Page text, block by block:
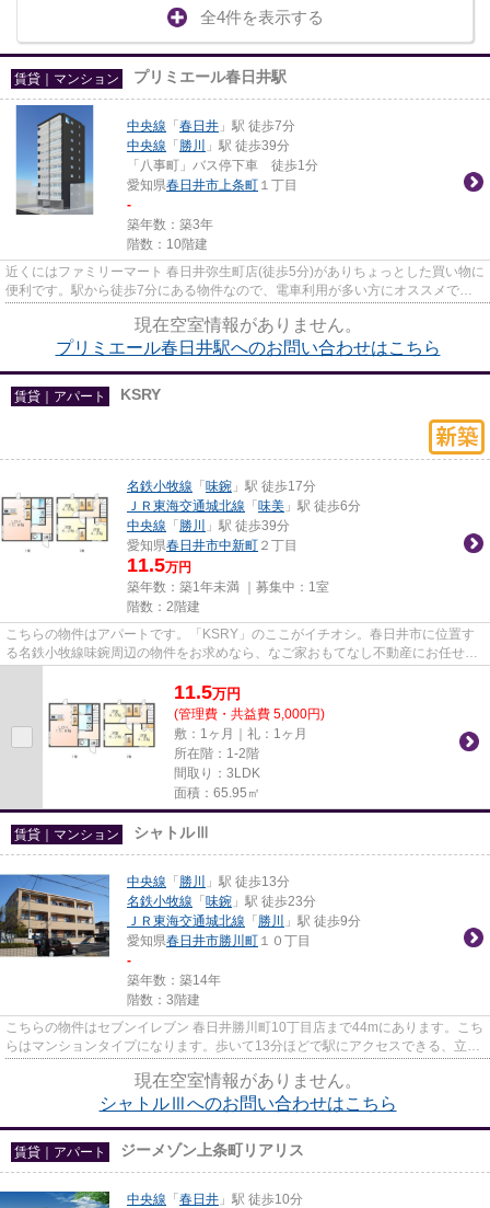
全4件を表示する
賃貸｜マンション プリミエール春日井駅
中央線 「 春日井 」駅 徒歩7分
中央線 「 勝川
」駅 徒歩39分
「八事町」バス停下車 徒歩1分
愛知県春日井市上条町 １丁目
-
築年数：築3年
階数：10階建
近くにはファミリーマート 春日井弥生町店(徒歩5分)がありちょっとした買い物に
便利です。駅から徒歩7分にある物件なので、電車利用が多い方にオススメで
現在空室情報がありません。
プリミエール春日井駅へのお問い合わせはこちら
賃貸｜アパート KSRY
名鉄小牧線 「 味鋺 」駅 徒歩17分
ＪＲ東海交通城北線 「 味美 」駅 徒歩6分
中央線 「 勝川
」駅 徒歩39分
愛知県春日井市中新町 ２丁目
11.5万円
築年数：築1年未満 ｜募集中： 1室
階数：2階建
こちらの物件はアパートです。「KSRY」のここがイチオシ。春日井市に位置す
る名鉄小牧線味鋺周辺の物件をお求めなら、なご家おもてなし不動産にお任せ
11.5万円
(管理費・共益費 5,000円)
敷：1ヶ月｜礼：1ヶ月
所在階：1-2階
間取り：3LDK
面積：65.95㎡
賃貸｜マンション シャトルⅢ
中央線 「 勝川
」駅 徒歩13分
名鉄小牧線 「 味鋺 」駅 徒歩23分
ＪＲ東海交通城北線 「 勝川
」駅 徒歩9分
愛知県春日井市勝川町 １０丁目
-
築年数：築14年
階数：3階建
こちらの物件はセブンイレブン 春日井勝川町10丁目店まで44mにあります。こち
らはマンションタイプになります。歩いて13分ほどで駅にアクセスできる、立地
現在空室情報がありません。
シャトルⅢへのお問い合わせはこちら
賃貸｜アパート ジーメゾン上条町リアリス
中央線 「 春日井 」駅 徒歩10分